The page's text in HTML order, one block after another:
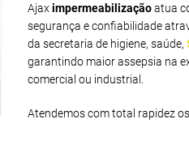
Ajaximpermeabilizaçãoatua
segurança e confiabilidade
da secretaria de higiene, saúde,
garantindo maior assepsia na
comercial ou industrial.
Atendemos com total rapidez